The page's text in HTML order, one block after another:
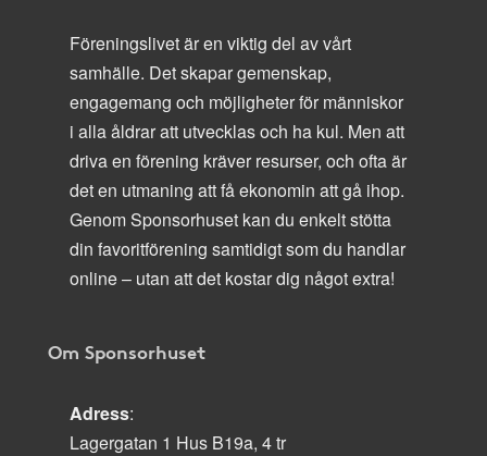
Föreningslivet är en viktig del av vårt
samhälle. Det skapar gemenskap,
engagemang och möjligheter för människor
i alla åldrar att utvecklas och ha kul. Men att
driva en förening kräver resurser, och ofta är
det en utmaning att få ekonomin att gå ihop.
Genom Sponsorhuset kan du enkelt stötta
din favoritförening samtidigt som du handlar
online – utan att det kostar dig något extra!
Om Sponsorhuset
Adress:
Lagergatan 1 Hus B19a, 4 tr